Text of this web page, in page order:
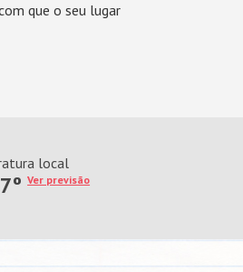
que o seu lugar
local
Ver previsão